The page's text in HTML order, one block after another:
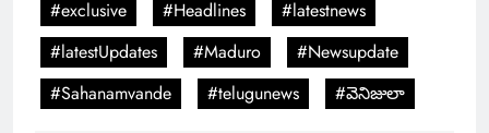
#exclusive #Headlines
#latestnews
#latestUpdates
#Maduro
#Newsupdate
#Sahanamvande
#telugunews #వెనిజులా